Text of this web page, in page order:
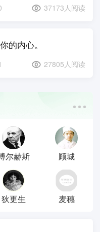
37173人阅读
的内心。
27805人阅读
尔赫斯 顾城
狄更生 麦穗